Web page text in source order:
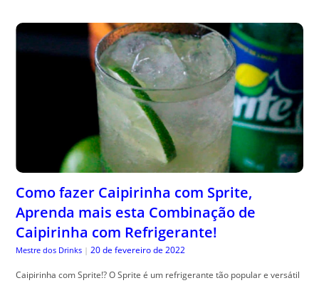
Como fazer Caipirinha com Sprite,
Aprenda mais esta Combinação de
Caipirinha com Refrigerante!
Mestre dos Drinks | 20 de fevereiro de 2022
Caipirinha com Sprite!? O Sprite é um refrigerante tão popular e versátil